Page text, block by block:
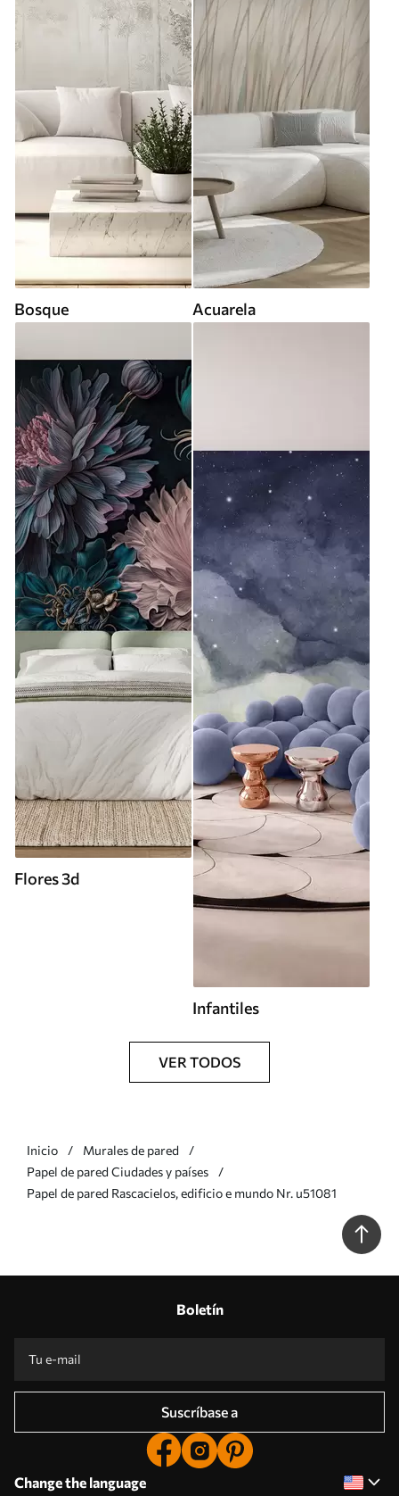
Bosque Acuarela
Flores 3d
Infantiles
VER TODOS
Inicio
Murales de pared
Papel de pared Ciudades y países
Papel de pared Rascacielos, edificio e mundo Nr. u51081
Boletín
Suscríbase a
Change the language